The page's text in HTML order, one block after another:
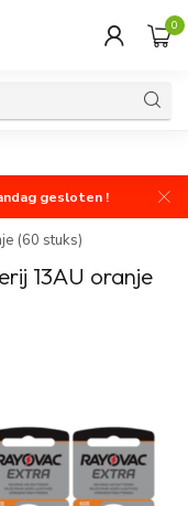
0
gesloten !
(60 stuks)
13AU oranje